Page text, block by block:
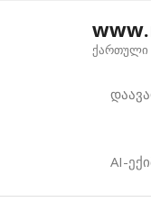
ქართული
AI-